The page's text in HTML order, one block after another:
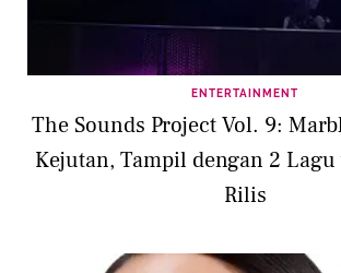
ENTERTAINMENT
The Sounds Project Vol. 9:
Kejutan, Tampil dengan 2
Rilis